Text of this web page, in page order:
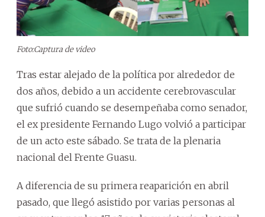
Foto:Captura de video
Tras estar alejado de la política por alrededor de
dos años, debido a un accidente cerebrovascular
que sufrió cuando se desempeñaba como senador,
el ex presidente Fernando Lugo volvió a participar
de un acto este sábado. Se trata de la plenaria
nacional del Frente Guasu.
A diferencia de su primera reaparición en abril
pasado, que llegó asistido por varias personas al